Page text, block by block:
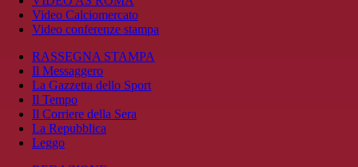
Video Calciomercato
Video conferenze stampa
RASSEGNA STAMPA
Il Messaggero
La Gazzetta dello Sport
Il Tempo
Il Corriere della Sera
La Repubblica
Leggo